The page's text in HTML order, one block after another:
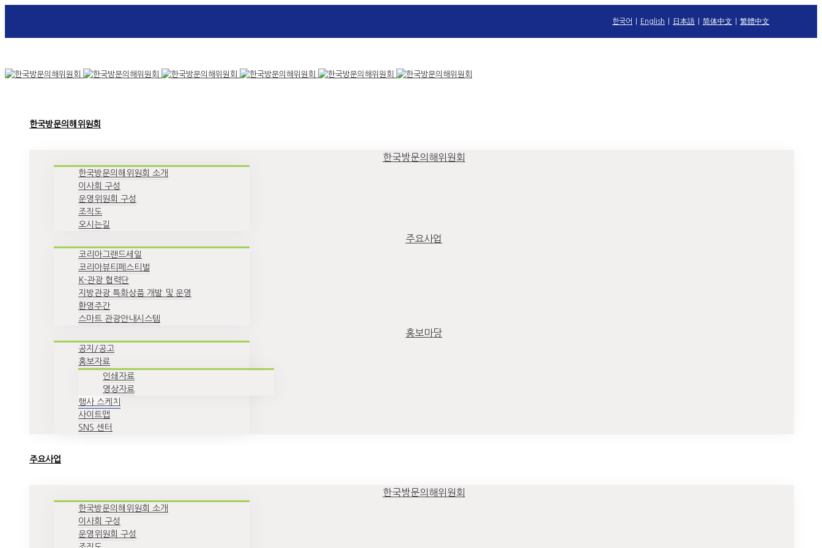
한국어 English 日本語 简体中文 繁體中文
한국방문의해위원회
한국방문의해위원회
한국방문의해위원회 소개
이사회 구성
운영위원회 구성
조직도
오시는길
주요사업
코리아그랜드세일
코리아뷰티페스티벌
K-관광 협력단
지방관광 특화상품 개발 및 운영
환영주간
스마트 관광안내시스템
홍보마당
공지/공고
홍보자료
인쇄자료
영상자료
행사 스케치
사이트맵
SNS 센터
주요사업
한국방문의해위원회
한국방문의해위원회 소개
이사회 구성
운영위원회 구성